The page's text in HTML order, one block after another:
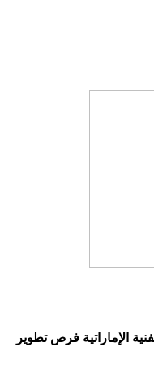
الإماراتية فرص تطوير